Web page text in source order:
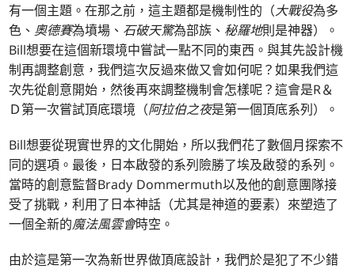
有一個主題。在那之前，這主題都是機制性的（大戰役為多
色、 奧德賽為墳場、 石破天驚為部族、 秘羅地則是神器）。
Bill想要在這個新環境中嘗試一點不同的東西。與其先設計機
制再調整創意，我們這次反過來做又會如何呢？如果我們這
次先從創意開始，然後再來調整機制會怎樣呢？這會是R＆
Ｄ第一次嘗試頂底環境（阿拉伯之夜是第一個頂底系列）。
Bill想要從現實世界的文化開始，所以我們花了數個月探索不
同的選項。最後，日本啟發的系列險勝了埃及啟發的系列。
當時的創意監督Brady Dommermuth以及他的創意團隊接
受了挑戰，利用了日本神話（尤其是神道的要素）來塑造了
一個全新的魔法風雲會時空。
由於這是第一次為新世界做頂底設計，我們於是犯了不少錯